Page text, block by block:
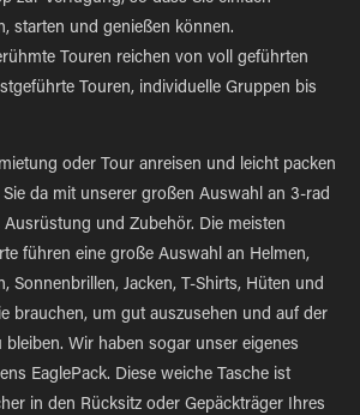
starten und genießen können.
Touren reichen von voll geführten
Touren, individuelle Gruppen bis
oder Tour anreisen und leicht packen
da mit unserer großen Auswahl an 3-rad
und Zubehör. Die meisten
führen eine große Auswahl an Helmen,
Sonnenbrillen, Jacken, T-Shirts, Hüten und
brauchen, um gut auszusehen und auf der
bleiben. Wir haben sogar unser eigenes
EaglePack. Diese weiche Tasche ist
in den Rücksitz oder Gepäckträger Ihres